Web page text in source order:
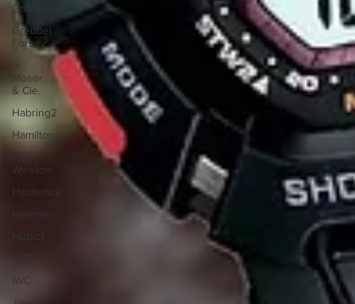
Grönefeld
Greubel
Forsey
H.
Moser
& Cie.
Habring2
Hamilton
Winston
Hautlence
Hermès
IWC